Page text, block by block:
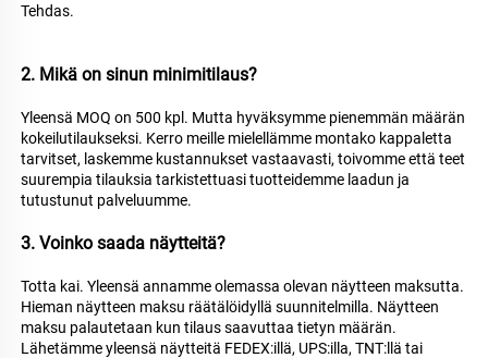
Tehdas.
2. Mikä on sinun minimitilaus?
Yleensä MOQ on 500 kpl. Mutta hyväksymme pienemmän määrän
kokeilutilaukseksi. Kerro meille mielellämme montako kappaletta
tarvitset, laskemme kustannukset vastaavasti, toivomme että teet
suurempia tilauksia tarkistettuasi tuotteidemme laadun ja
tutustunut palveluumme.
3. Voinko saada näytteitä?
Totta kai. Yleensä annamme olemassa olevan näytteen maksutta.
Hieman näytteen maksu räätälöidyllä suunnitelmilla. Näytteen
maksu palautetaan kun tilaus saavuttaa tietyn määrän.
Lähetämme yleensä näytteitä FEDEX:illä, UPS:illa, TNT:llä tai